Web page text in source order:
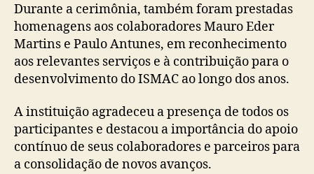
Durante a cerimônia, também foram prestadas
homenagens aos colaboradores Mauro Eder
Martins e Paulo Antunes, em reconhecimento
aos relevantes serviços e à contribuição para o
desenvolvimento do ISMAC ao longo dos anos.
A instituição agradeceu a presença de todos os
participantes e destacou a importância do apoio
contínuo de seus colaboradores e parceiros para
a consolidação de novos avanços.